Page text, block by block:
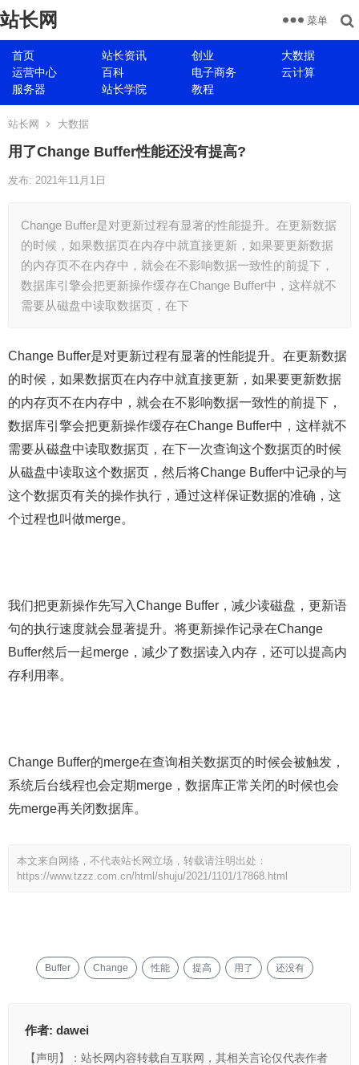
站长网
首页 站长资讯 创业
大数据
运营中心
百科 电子商务
云计算
服务器
站长学院 教程
菜单
站长网 大数据
用了Change Buffer性能还没有提高?
发布: 2021年11月1日
Change Buffer是对更新过程有显著的性能提升。在更新数据
的时候，如果数据页在内存中就直接更新，如果要更新数据
的内存页不在内存中，就会在不影响数据一致性的前提下，
数据库引擎会把更新操作缓存在Change Buffer中，这样就不
需要从磁盘中读取数据页，在下
Change Buffer是对更新过程有显著的性能提升。在更新数据
的时候，如果数据页在内存中就直接更新，如果要更新数据
的内存页不在内存中，就会在不影响数据一致性的前提下，
数据库引擎会把更新操作缓存在Change Buffer中，这样就不
需要从磁盘中读取数据页，在下一次查询这个数据页的时候
从磁盘中读取这个数据页，然后将Change Buffer中记录的与
这个数据页有关的操作执行，通过这样保证数据的准确，这
个过程也叫做merge。
我们把更新操作先写入Change Buffer，减少读磁盘，更新语
句的执行速度就会显著提升。将更新操作记录在Change
Buffer然后一起merge，减少了数据读入内存，还可以提高内
存利用率。
Change Buffer的merge在查询相关数据页的时候会被触发，
系统后台线程也会定期merge，数据库正常关闭的时候也会
先merge再关闭数据库。
本文来自网络，不代表站长网立场，转载请注明出处：
https://www.tzzz.com.cn/html/shuju/2021/1101/17868.html
Buffer Change 性能 提高 用了 还没有
作者: dawei
【声明】：站长网内容转载自互联网，其相关言论仅代表作者